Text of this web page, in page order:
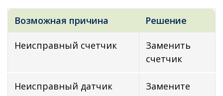
Возможная причина Решение
Неисправный счетчик
Заменить
счетчик
Неисправный датчик
Замените